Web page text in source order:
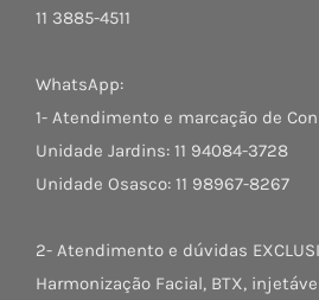
11 3885-4511
WhatsApp:
1- Atendimento e marcação de
Unidade Jardins: 11 94084-3728
Unidade Osasco: 11 98967-8267
2- Atendimento e dúvidas
Harmonização Facial, BTX,